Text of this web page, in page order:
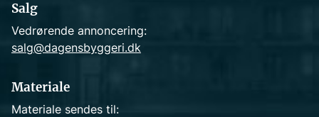
Salg
Vedrørende annoncering:
salg@dagensbyggeri.dk
Materiale
Materiale sendes til: